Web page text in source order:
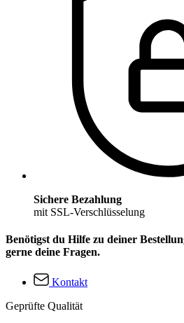
Sichere Bezahlung
mit SSL-Verschlüsselung
Benötigst du Hilfe zu deiner
gerne deine Fragen.
Kontakt
Geprüfte Qualität